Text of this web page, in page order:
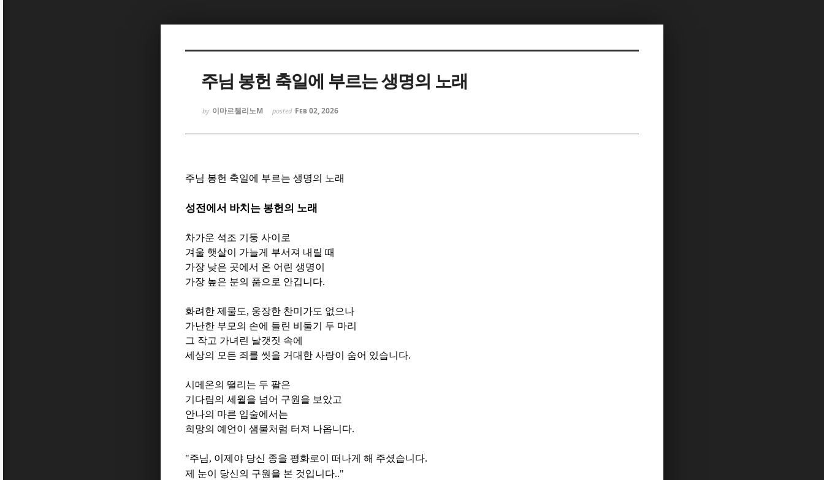
주님 봉헌 축일에 부르는 생명의 노래
by 이마르첼리노M posted Feb 02, 2026
주님 봉헌 축일에 부르는 생명의 노래
성전에서 바치는 봉헌의 노래
차가운 석조 기둥 사이로
겨울 햇살이 가늘게 부서져 내릴 때
가장 낮은 곳에서 온 어린 생명이
가장 높은 분의 품으로 안깁니다.
화려한 제물도, 웅장한 찬미가도 없으나
가난한 부모의 손에 들린 비둘기 두 마리
그 작고 가녀린 날갯짓 속에
세상의 모든 죄를 씻을 거대한 사랑이 숨어 있습니다.
시메온의 떨리는 두 팔은
기다림의 세월을 넘어 구원을 보았고
안나의 마른 입술에서는
희망의 예언이 샘물처럼 터져 나옵니다.
"주님, 이제야 당신 종을 평화로이 떠나게 해 주셨습니다.
제 눈이 당신의 구원을 본 것입니다.."
Sketchbook5, 스케치북5
Sketchbook5, 스케치북5